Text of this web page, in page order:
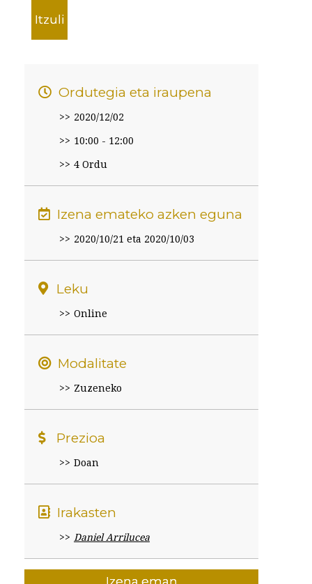
Itzuli
Ordutegia eta iraupena
2020/12/02
10:00 - 12:00
4 Ordu
Izena emateko azken eguna
2020/10/21 eta 2020/10/03
Leku
Online
Modalitate
Zuzeneko
Prezioa
Doan
Irakasten
Daniel Arrilucea
Izena eman